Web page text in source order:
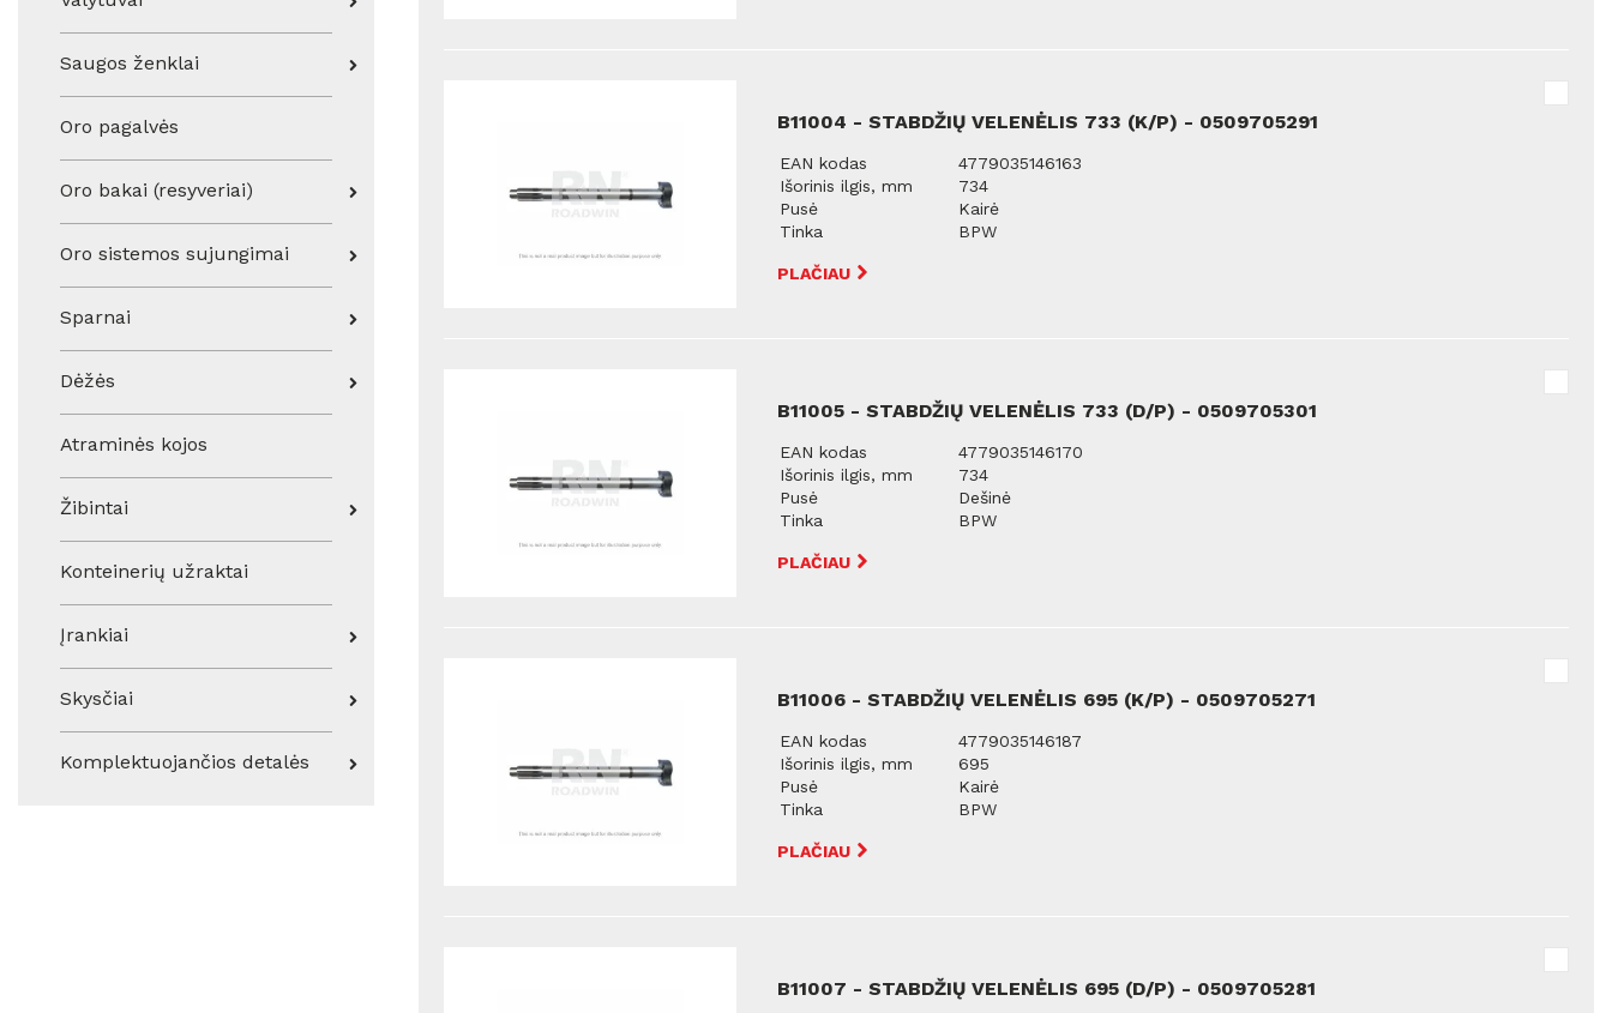
Saugos ženklai
Oro pagalvės
Oro bakai (resyveriai)
Oro sistemos sujungimai
Sparnai
Dėžės
Atraminės kojos
Žibintai
Konteinerių užraktai
Įrankiai
Skysčiai
Komplektuojančios detalės
B11004 - STABDŽIŲ VELENĖLIS 733 (K/P) - 0509705291
EAN kodas
4779035146163
Išorinis ilgis, mm
734
Pusė
Kairė
Tinka
BPW
PLAČIAU
B11005 - STABDŽIŲ VELENĖLIS 733 (D/P) - 0509705301
EAN kodas
4779035146170
Išorinis ilgis, mm
734
Pusė
Dešinė
Tinka
BPW
PLAČIAU
B11006 - STABDŽIŲ VELENĖLIS 695 (K/P) - 0509705271
EAN kodas
4779035146187
Išorinis ilgis, mm
695
Pusė
Kairė
Tinka
BPW
PLAČIAU
B11007 - STABDŽIŲ VELENĖLIS 695 (D/P) - 0509705281